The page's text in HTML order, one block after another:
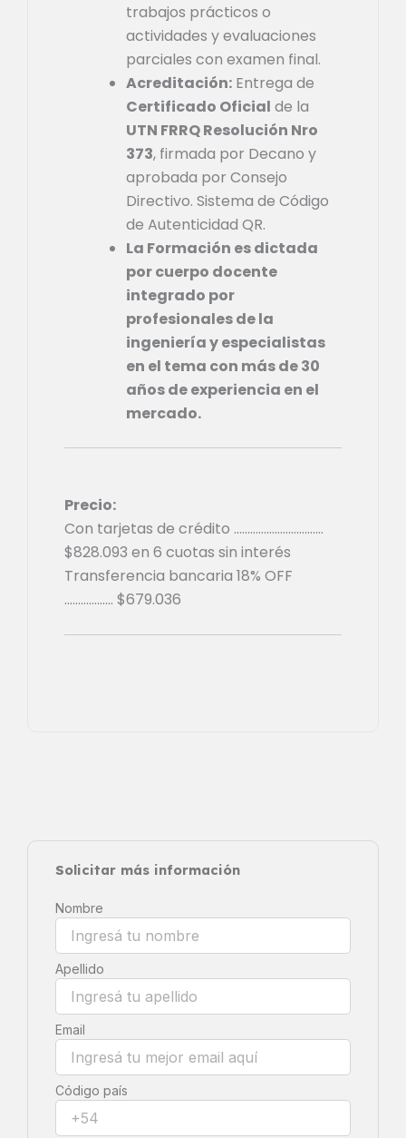
trabajos prácticos o
actividades y evaluaciones
parciales con examen final.
Acreditación: Entrega de
Certificado Oficial de la
UTN FRRQ Resolución Nro
373, firmada por Decano y
aprobada por Consejo
Directivo. Sistema de Código
de Autenticidad QR.
La Formación es dictada
por cuerpo docente
integrado por
profesionales de la
ingeniería y especialistas
en el tema con más de 30
años de experiencia en el
mercado.
Precio:
Con tarjetas de crédito ……………………………
$828.093 en 6 cuotas sin interés
Transferencia bancaria 18% OFF
……………… $679.036
Solicitar más información
Nombre
Apellido
Email
Código país